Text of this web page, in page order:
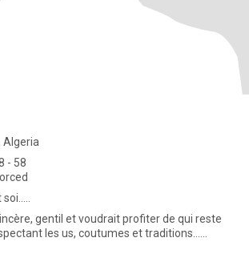
Algeria
- 58
gentil et voudrait profiter de qui reste
les us, coutumes et traditions……